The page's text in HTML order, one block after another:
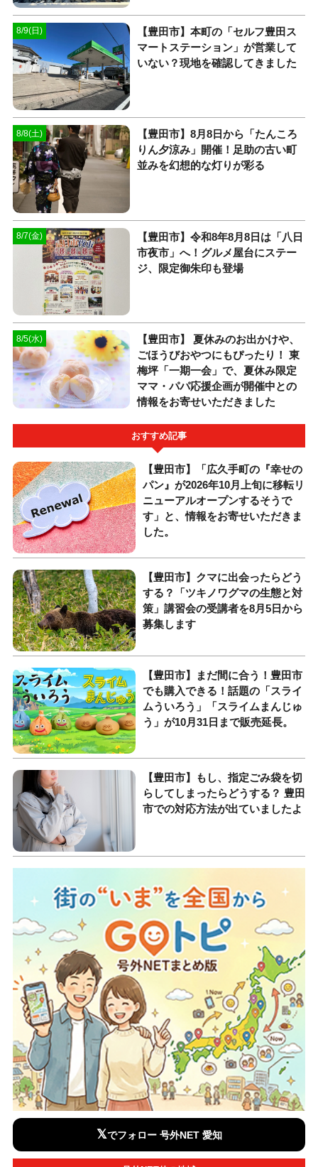
8/9(日)
【豊田市】本町の「セルフ豊田ス
マートステーション」が営業して
いない？現地を確認してきました
8/8(土)
【豊田市】8月8日から「たんころ
りん夕涼み」開催！足助の古い町
並みを幻想的な灯りが彩る
8/7(金)
【豊田市】令和8年8月8日は「八日
市夜市」へ！グルメ屋台にステー
ジ、限定御朱印も登場
8/5(水)
【豊田市】 夏休みのお出かけや、
ごほうびおやつにもぴったり！ 東
梅坪「一期一会」で、夏休み限定
ママ・パパ応援企画が開催中との
情報をお寄せいただきました
おすすめ記事
【豊田市】「広久手町の『幸せの
パン』が2026年10月上旬に移転リ
ニューアルオープンするそうで
す」と、情報をお寄せいただきま
した。
【豊田市】クマに出会ったらどう
する？「ツキノワグマの生態と対
策」講習会の受講者を8月5日から
募集します
【豊田市】まだ間に合う！豊田市
でも購入できる！話題の「スライ
ムういろう」「スライムまんじゅ
う」が10月31日まで販売延長。
【豊田市】もし、指定ごみ袋を切
らしてしまったらどうする？ 豊田
市での対応方法が出ていましたよ
𝕏でフォロー 号外NET 愛知